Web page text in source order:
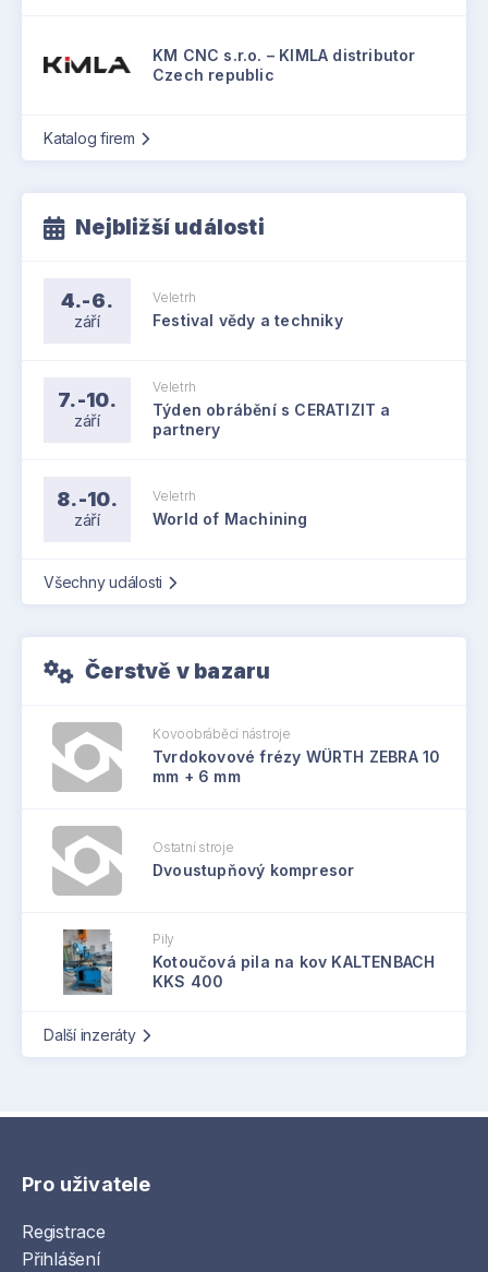
KM CNC s.r.o. – KIMLA distributor
Czech republic
Katalog firem
Nejbližší události
4.-6.
září
Veletrh
Festival vědy a techniky
7.-10.
září
Veletrh
Týden obrábění s CERATIZIT a
partnery
8.-10.
září
Veletrh
World of Machining
Všechny události
Čerstvě v bazaru
Kovoobráběcí nástroje
Tvrdokovové frézy WÜRTH ZEBRA 10
mm + 6 mm
Ostatní stroje
Dvoustupňový kompresor
Pily
Kotoučová pila na kov KALTENBACH
KKS 400
Další inzeráty
Pro uživatele
Registrace
Přihlášení